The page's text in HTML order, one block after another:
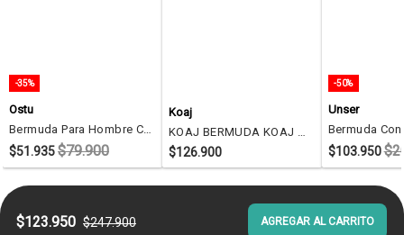
-35%
Ostu
Bermuda Para Hombre Color Azul Marca Ostu #60100387
$51.935$79.900
Koaj
KOAJ BERMUDA KOAJ 32957 LOOSE 2/26
$126.900
-50%
Unser
$103.950
$123.950 $247.900 AGREGAR AL CARRITO